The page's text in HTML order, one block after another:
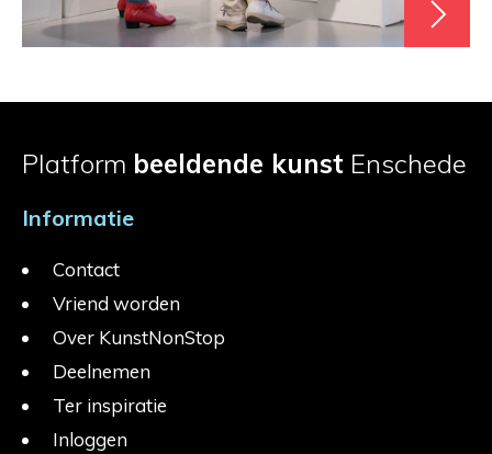
Platform beeldende kunst Enschede
Informatie
Contact
Vriend worden
Over KunstNonStop
Deelnemen
Ter inspiratie
Inloggen